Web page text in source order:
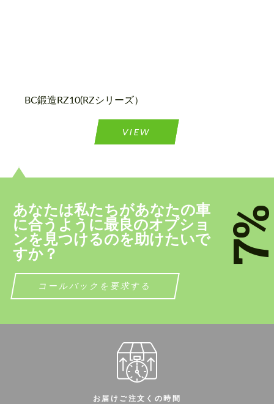
BC鍛造RZ10(RZシリーズ）
VIEW
あなたは私たちがあなたの車
に合うように最良のオプショ
ンを見つけるのを助けたいで
すか？
コールバックを要求する
お届けご注文くの時間
contact you within 1 business day with our
個人データの処理に同意する
お客様の言語を話します
contact you within 1 business day with our
個人データの処理に同意する
お客様の言語を話します